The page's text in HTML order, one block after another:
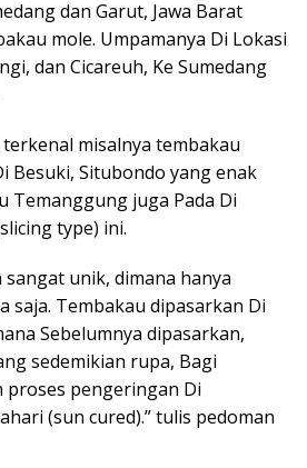
dan Garut, Jawa Barat
mole. Umpamanya Di Lokasi
dan Cicareuh, Ke Sumedang
terkenal misalnya tembakau
Besuki, Situbondo yang enak
Temanggung juga Pada Di
type) ini.
unik, dimana hanya
saja. Tembakau dipasarkan Di
Sebelumnya dipasarkan,
sedemikian rupa, Bagi
pengeringan Di
(sun cured).” tulis pedoman